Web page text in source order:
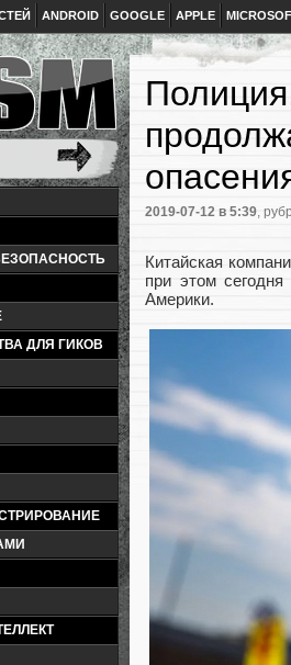
ANDROID GOOGLE APPLE
ДЛЯ ГИКОВ
2019-07-12 в 5:39,
Китайская
при этом
Америки.